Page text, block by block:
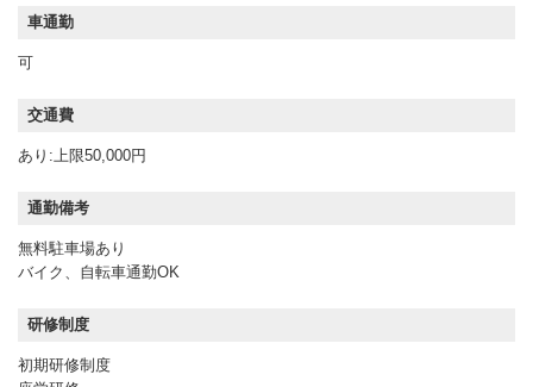
車通勤
可
交通費
あり:上限50,000円
通勤備考
無料駐車場あり
バイク、自転車通勤OK
研修制度
初期研修制度